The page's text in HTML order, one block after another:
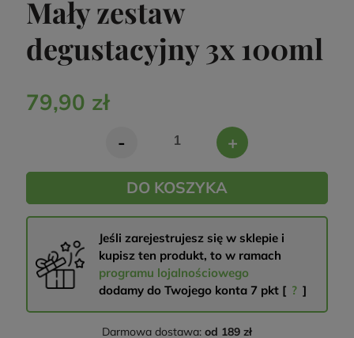
Mały zestaw
degustacyjny 3x 100ml
79,90 zł
- +
DO KOSZYKA
Jeśli zarejestrujesz się w sklepie i
kupisz ten produkt, to w ramach
programu lojalnościowego
dodamy do Twojego konta 7pkt [ ? ]
Darmowa dostawa: od 189 zł